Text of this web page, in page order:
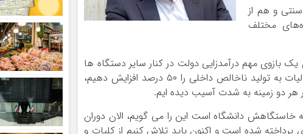
و هم از
مختلف
بازوی مهم درآمدزایی دولت در کنار سایر دستگاه ها
گفت: بنده تعهد داده‌ام در مدت این ۴ سال تلاش کنیم نسبت مالیات به تولید ناخالص داخلی را ۵۰ درصد افزایش دهیم،
هر دو زمینه به شدت آسیب دیده ایم.
خاستگاهش دانشگاه است این را می گویم، الان دوران
شده است و اکنون باید تلاش کنیم از کلیات و